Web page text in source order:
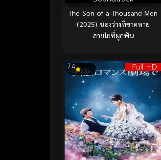
The Son of a Thousand Men
(2025) ช่องว่างที่ขาดหาย
สายใยที่ผูกพัน
Full HD
7.4